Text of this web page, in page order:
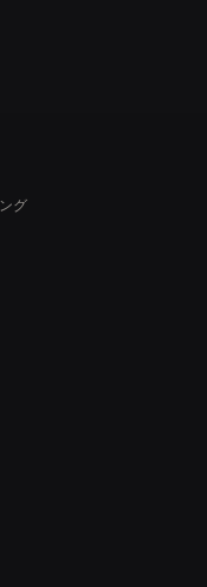
グ